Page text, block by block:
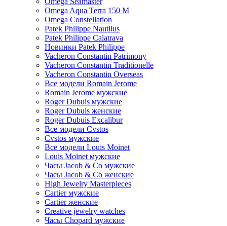
Omega Aqua Terra 150 M
Omega Constellation
Patek Philippe Nautilus
Patek Philippe Calatrava
Новинки Patek Philippe
Vacheron Constantin Patrimony
Vacheron Constantin Traditionelle
Vacheron Constantin Overseas
Все модели Romain Jerome
Romain Jerome мужские
Roger Dubuis мужские
Roger Dubuis женские
Roger Dubuis Excalibur
Все модели Cvstos
Cvstos мужские
Все модели Louis Moinet
Louis Moinet мужские
Часы Jacob & Co мужские
Часы Jacob & Co женские
High Jewelry Masterpieces
Cartier мужские
Cartier женские
Creative jewelry watches
Часы Chopard мужские